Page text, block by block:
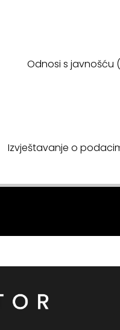
Odnosi s javnošću
Izvještavanje o